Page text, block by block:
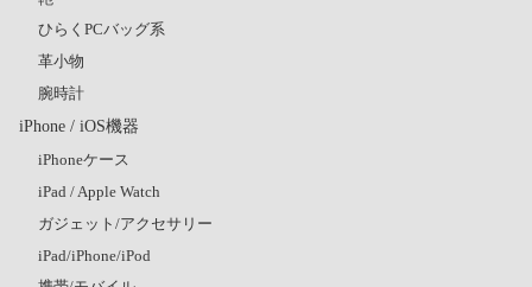
ひらくPCバッグ系
革小物
腕時計
iPhone / iOS機器
iPhoneケース
iPad / Apple Watch
ガジェット/アクセサリー
iPad/iPhone/iPod